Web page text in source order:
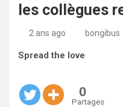
les collègues
2 ans ago bongibus
Spread the love
0
Partages